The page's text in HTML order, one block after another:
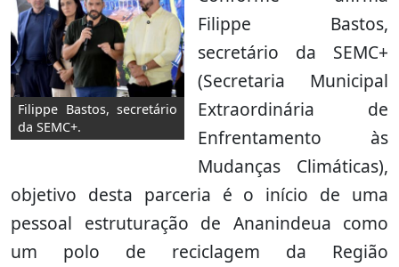
Filippe Bastos, secretário
da SEMC+.
Filippe Bastos,
secretário da SEMC+
(Secretaria Municipal
Extraordinária de
Enfrentamento às
Mudanças Climáticas),
objetivo desta parceria é o início de uma
pessoal estruturação de Ananindeua como
um polo de reciclagem da Região